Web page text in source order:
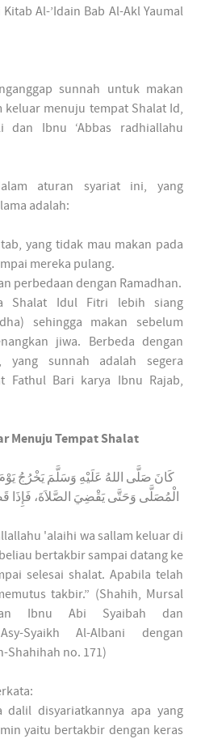
Al-’Idain Bab Al-Akl Yaumal
sunnah untuk makan
keluar menuju tempat Shalat Id,
dan Ibnu ‘Abbas radhiallahu
aturan syariat ini, yang
adalah:
yang tidak mau makan pada
mereka pulang.
perbedaan dengan Ramadhan.
Shalat Idul Fitri lebih siang
sehingga makan sebelum
jiwa. Berbeda dengan
yang sunnah adalah segera
Fathul Bari karya Ibnu Rajab,
Menuju Tempat Shalat
كَانَ صَلَّى اللهُ عَلَيْهِ وَسَلَّمَ يَخْرُجُ
الْمُصَلَّى وَحَتَّى يَقْضِيَ الصَّلاَةَ، فَإِذَا
'alaihi wa sallam keluar di
bertakbir sampai datang ke
selesai shalat. Apabila telah
takbir.” (Shahih, Mursal
Ibnu Abi Syaibah dan
Syaikh Al-Albani dengan
Shahihah no. 171)
dalil disyariatkannya apa yang
yaitu bertakbir dengan keras